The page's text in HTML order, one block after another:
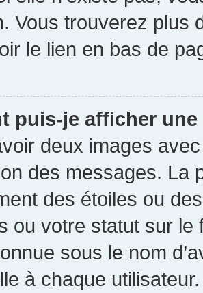
Vous trouverez plus
le lien en bas de
puis-je afficher
deux images
des messages. La
des étoiles ou
ou votre statut sur
sous le nom
à chaque utilisateur.